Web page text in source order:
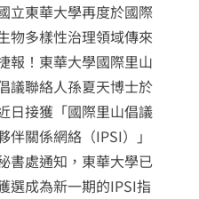
立東華大學再度於國際
物多樣性治理領域傳來
報！東華大學國際里山
議聯絡人孫夏天博士於
日接獲「國際里山倡議
伴關係網絡（IPSI）」
書處通知，東華大學已
選成為新一期的IPSI指